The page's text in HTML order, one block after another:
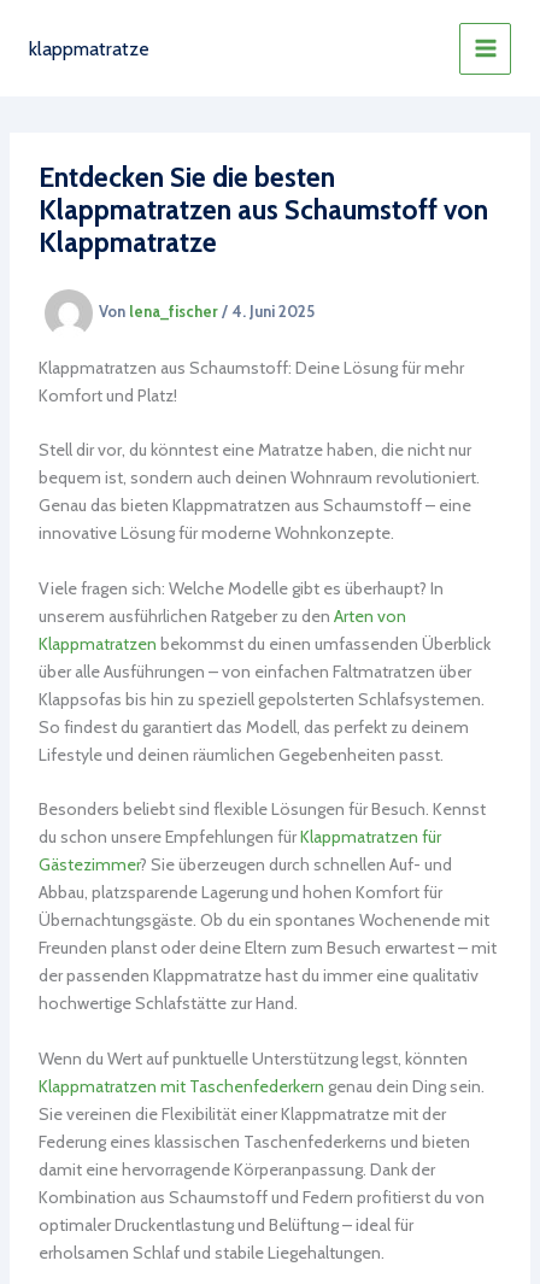
Inhalt
springen
klappmatratze
MAIN
Entdecken Sie die besten
Klappmatratzen aus Schaumstoff von
Klappmatratze
Von lena_fischer/ 4. Juni 2025
Klappmatratzen aus Schaumstoff: Deine Lösung für mehr
Komfort und Platz!
Stell dir vor, du könntest eine Matratze haben, die nicht nur
bequem ist, sondern auch deinen Wohnraum revolutioniert.
Genau das bieten Klappmatratzen aus Schaumstoff – eine
innovative Lösung für moderne Wohnkonzepte.
Viele fragen sich: Welche Modelle gibt es überhaupt? In
unserem ausführlichen Ratgeber zu den Arten von
Klappmatratzen bekommst du einen umfassenden Überblick
über alle Ausführungen – von einfachen Faltmatratzen über
Klappsofas bis hin zu speziell gepolsterten Schlafsystemen.
So findest du garantiert das Modell, das perfekt zu deinem
Lifestyle und deinen räumlichen Gegebenheiten passt.
Besonders beliebt sind flexible Lösungen für Besuch. Kennst
du schon unsere Empfehlungen fürKlappmatratzen für
Gästezimmer? Sie überzeugen durch schnellen Auf- und
Abbau, platzsparende Lagerung und hohen Komfort für
Übernachtungsgäste. Ob du ein spontanes Wochenende mit
Freunden planst oder deine Eltern zum Besuch erwartest – mit
der passenden Klappmatratze hast du immer eine qualitativ
hochwertige Schlafstätte zur Hand.
Wenn du Wert auf punktuelle Unterstützung legst, könnten
Klappmatratzen mit Taschenfederkern genau dein Ding sein.
Sie vereinen die Flexibilität einer Klappmatratze mit der
Federung eines klassischen Taschenfederkerns und bieten
damit eine hervorragende Körperanpassung. Dank der
Kombination aus Schaumstoff und Federn profitierst du von
optimaler Druckentlastung und Belüftung – ideal für
erholsamen Schlaf und stabile Liegehaltungen.